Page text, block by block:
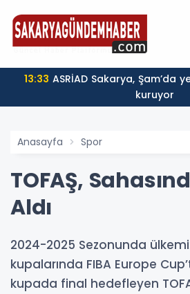
13:33
kuruyor
Anasayfa Spor
TOFAŞ,
Aldı
2024-2025 Sezonunda
kupalarında FIBA Europe
kupada final hedefleyen